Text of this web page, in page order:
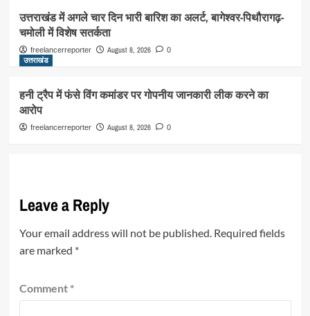
उत्तराखंड में अगले चार दिन भारी बारिश का अलर्ट, बागेश्वर-पिथौरागढ़-
चमोली में विशेष सतर्कता
freelancerreporter August 8, 2026 0
उत्तराखंड
हनी ट्रैप में फंसे विंग कमांडर पर गोपनीय जानकारी लीक करने का
आरोप
freelancerreporter August 8, 2026 0
Leave a Reply
Your email address will not be published. Required fields
are marked *
Comment *